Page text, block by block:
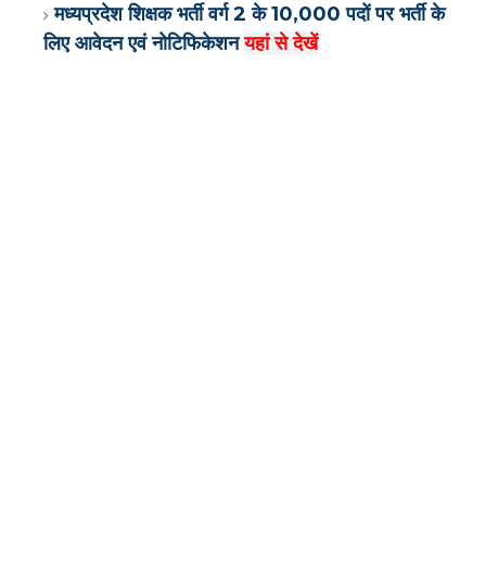
मध्यप्रदेश शिक्षक भर्ती वर्ग 2 के 10,000 पदों पर भर्ती के
लिए आवेदन एवं नोटिफिकेशनयहां से देखें